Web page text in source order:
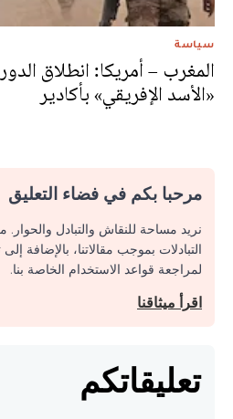
سياسة
«الأسد الإفريقي» بأكادير
مرحبا بكم في فضاء التعليق
نريد مساحة للنقاش والتبادل
التبادلات بموجب مقالاتنا، بالإضافة
لمراجعة قواعد الاستخدام الخاصة بنا.
اقرأ ميثاقنا
تعليقاتكم